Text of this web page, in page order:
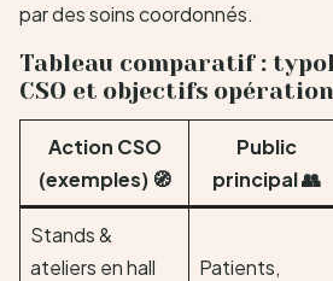
par des soins coordonnés.
Tableau comparatif :
CSO et objectifs
Action CSO
(exemples) 🧭
Public
principal 👥
Stands &
ateliers en hall
Patients,